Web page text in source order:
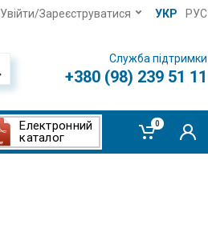
Увійти/Зареєструватися УКР РУС
Служба підтримки
+380 (98) 239 51 11
Електронний
каталог
0